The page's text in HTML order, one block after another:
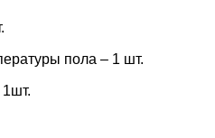
пола – 1 шт.
1шт.